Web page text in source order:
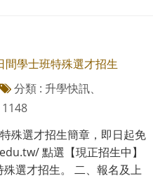
學士班特殊選才招生
分類 : 升學快訊、
殊選才招生簡章，即日起免
點選【現正招生中】
選才招生。 二、報名及上